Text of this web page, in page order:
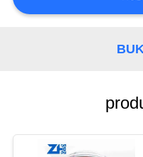
PENAWARAN
SITEMAP